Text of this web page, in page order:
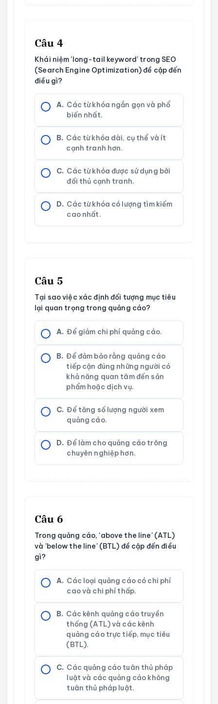
Câu 4
Khái niệm 'long-tail keyword' trong SEO
(Search Engine Optimization) đề cập đến
điều gì?
A. Các từ khóa ngắn gọn và phổ
biến nhất.
B. Các từ khóa dài, cụ thể và ít
cạnh tranh hơn.
C. Các từ khóa được sử dụng bởi
đối thủ cạnh tranh.
D. Các từ khóa có lượng tìm kiếm
cao nhất.
Câu 5
Tại sao việc xác định đối tượng mục tiêu
lại quan trọng trong quảng cáo?
A. Để giảm chi phí quảng cáo.
B. Để đảm bảo rằng quảng cáo
tiếp cận đúng những người có
khả năng quan tâm đến sản
phẩm hoặc dịch vụ.
C. Để tăng số lượng người xem
quảng cáo.
D. Để làm cho quảng cáo trông
chuyên nghiệp hơn.
Câu 6
Trong quảng cáo, 'above the line' (ATL)
và 'below the line' (BTL) đề cập đến điều
gì?
A. Các loại quảng cáo có chi phí
cao và chi phí thấp.
B. Các kênh quảng cáo truyền
thống (ATL) và các kênh
quảng cáo trực tiếp, mục tiêu
(BTL).
C. Các quảng cáo tuân thủ pháp
luật và các quảng cáo không
tuân thủ pháp luật.